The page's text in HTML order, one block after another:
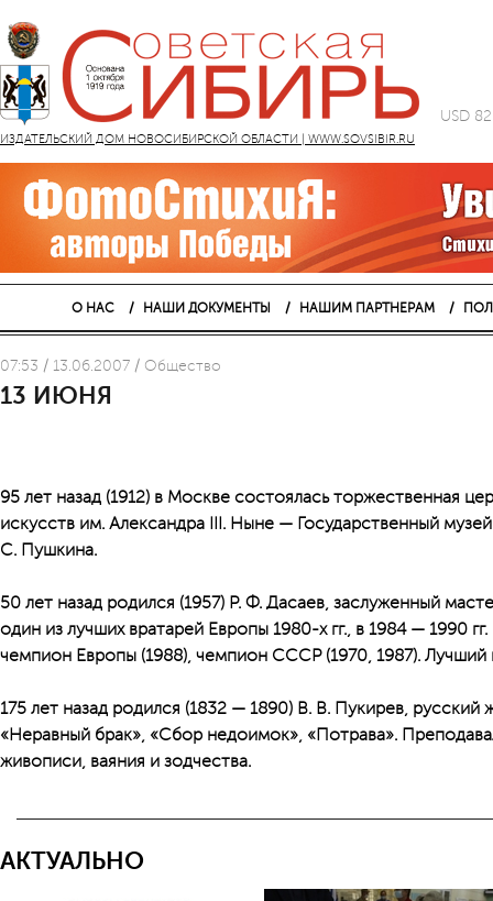
ИЗДАТЕЛЬСКИЙ ДОМ НОВОСИБИРСКОЙ ОБЛАСТИ | WWW.SOVSIBIR.RU
USD
О НАС НАШИ ДОКУМЕНТЫ НАШИМ ПАРТНЕРАМ
07:53 / 13.06.2007 / Общество
13 ИЮНЯ
95 лет назад (1912) в Москве состоялась торжественная
искусств им. Александра III. Ныне — Государственный
С. Пушкина.
50 лет назад родился (1957) Р. Ф. Дасаев, заслуженный
один из лучших вратарей Европы 1980-х гг., в 1984 — 1990
чемпион Европы (1988), чемпион СССР (1970, 1987). Лучший
175 лет назад родился (1832 — 1890) В. В. Пукирев,
«Неравный брак», «Сбор недоимок», «Потрава».
живописи, ваяния и зодчества.
АКТУАЛЬНО